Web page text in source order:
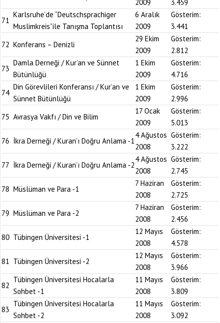
2009
3.459
71
Karlsruhe’de “Deutschsprachiger
Muslimkreis”ile Tanışma Toplantısı
6 Aralık
2009
Gösterim:
3.441
72 Konferans – Denizli
29 Ekim
2009
Gösterim:
2.812
73
Damla Derneği / Kur’an ve Sünnet
Bütünlüğü
1 Ekim
2009
Gösterim:
4.716
74
Din Görevlileri Konferansı / Kur’an ve
Sünnet Bütünlüğü
1 Ekim
2009
Gösterim:
2.996
75 Avrasya Vakfı / Din ve Bilim
17 Ocak
2009
Gösterim:
5.013
76 İkra Derneği / Kuran’ı Doğru Anlama -1
4 Ağustos
2008
Gösterim:
3.222
77 İkra Derneği / Kuran’ı Doğru Anlama -2
4 Ağustos
2008
Gösterim:
2.745
78 Müslüman ve Para -1
7 Haziran
2008
Gösterim:
2.725
79 Müslüman ve Para -2
7 Haziran
2008
Gösterim:
2.456
80 Tübingen Üniversitesi -1
12 Mayıs
2008
Gösterim:
4.578
81 Tübingen Üniversitesi -2
12 Mayıs
2008
Gösterim:
3.966
82
Tübingen Üniversitesi Hocalarla
Sohbet -1
11 Mayıs
2008
Gösterim:
3.809
83
Tübingen Üniversitesi Hocalarla
Sohbet -2
11 Mayıs
2008
Gösterim:
3.092